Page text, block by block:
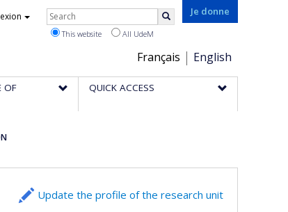
Je donne
Choix
de
la
Français English
Rechercher
This website All UdeM
OF QUICK ACCESS
Update the profile of the research unit